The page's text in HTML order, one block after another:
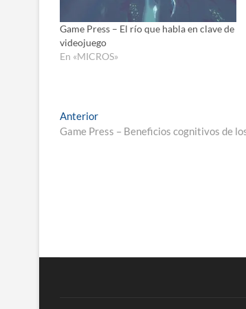
Game Press – El río que habla en clave de
videojuego
En «MICROS»
Navegación
de
AnteriorEntrada
anterior:
Game Press – Beneficios cognitivos de